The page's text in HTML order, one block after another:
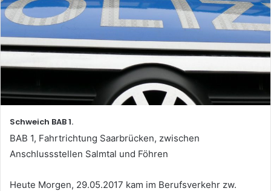
Schweich BAB 1.
BAB 1, Fahrtrichtung Saarbrücken, zwischen
Anschlussstellen Salmtal und Föhren
Heute Morgen, 29.05.2017 kam im Berufsverkehr zw.